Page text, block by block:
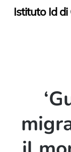
SkipIstituto Id